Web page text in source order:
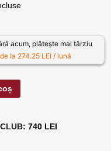
acum, plătește mai târziu
de la 274.25 LEI / lună
740 LEI